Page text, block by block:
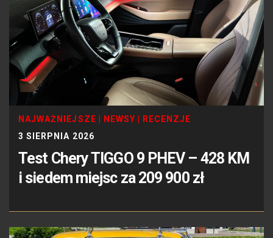
NAJWAŻNIEJSZE NEWSY
RECENZJE
3 SIERPNIA 2026
Test Chery TIGGO 9 PHEV – 428 KM
i siedem miejsc za 209 900 zł